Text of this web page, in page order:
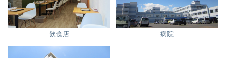
飲食店 病院